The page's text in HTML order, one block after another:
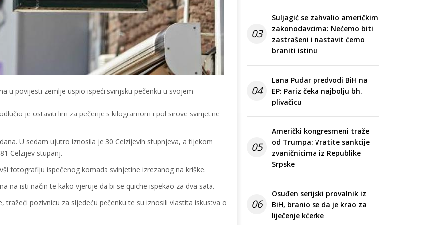
u povijesti zemlje uspio ispeći svinjsku pečenku u svojem
je ostaviti lim za pečenje s kilogramom i pol sirove svinjetine
U sedam ujutro iznosila je 30 Celzijevih stupnjeva, a tijekom
Celzijev stupanj.
fotografiju ispečenog komada svinjetine izrezanog na kriške.
na isti način te kako vjeruje da bi se quiche ispekao za dva sata.
pozivnicu za sljedeću pečenku te su iznosili vlastita iskustva o
03
Suljagić se zahvalio američkim
zakonodavcima: Nećemo biti
zastrašeni i nastavit ćemo
braniti istinu
04
Lana Pudar predvodi BiH na
EP: Pariz čeka najbolju bh.
plivačicu
05
Američki kongresmeni traže
od Trumpa: Vratite sankcije
zvaničnicima iz Republike
Srpske
06
Osuđen serijski provalnik iz
BiH, branio se da je krao za
liječenje kćerke